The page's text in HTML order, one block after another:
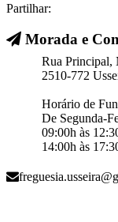
Partilhar:
Morada e
Rua Principal,
2510-772
Horário de
De Segunda-
09:00h às
14:00h às